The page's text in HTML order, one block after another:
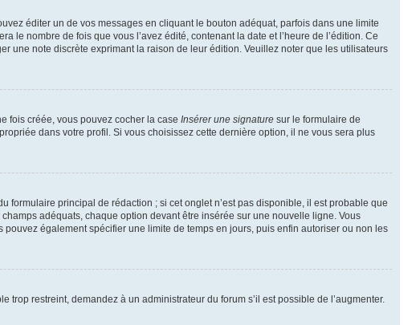
éditer un de vos messages en cliquant le bouton adéquat, parfois dans une limite
le nombre de fois que vous l’avez édité, contenant la date et l’heure de l’édition. Ce
une note discrète exprimant la raison de leur édition. Veuillez noter que les utilisateurs
fois créée, vous pouvez cocher la case Insérer une signature sur le formulaire de
dans votre profil. Si vous choisissez cette dernière option, il ne vous sera plus
formulaire principal de rédaction ; si cet onglet n’est pas disponible, il est probable que
adéquats, chaque option devant être insérée sur une nouvelle ligne. Vous
également spécifier une limite de temps en jours, puis enfin autoriser ou non les
trop restreint, demandez à un administrateur du forum s’il est possible de l’augmenter.